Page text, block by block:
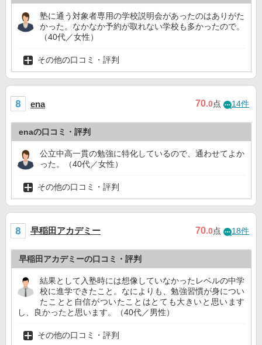
塾に通う対象者専用の学校説明会があったのはありがた
かった。なかなか予約が取れない学校も多かったので。
（40代／女性）
その他の口コミ・評判
ena 70.0点 14件
enaの口コミ・評判
公立中高一貫の勉強に特化しているので、通わせてよか
った。（40代／女性）
その他の口コミ・評判
早稲田アカデミー 70.0点 18件
早稲田アカデミーの口コミ・評判
結果として入塾時には想像していなかったレベルの中学
校に進学できたこと。なによりも、勉強習慣が身につい
たことと自信がついたことはとても大きいと思います
し、良かったと思います。（40代／男性）
その他の口コミ・評判